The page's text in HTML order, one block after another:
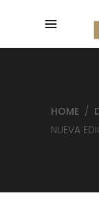
HOME /
NUEVA